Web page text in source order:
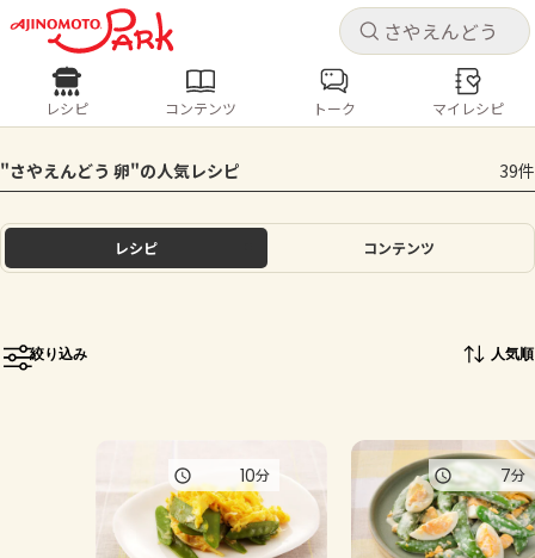
キャ
ログインするとレシピを保存できます
ログイン
ホーム
トーク
よくあるお問い合わせ
キャ
レシピ コンテンツ
人気の食材・レシピ
きゅうり なす トマト とうもろこし
ピーマン
レシピ コンテンツ トーク マイレシピ
"さやえんどう 卵"の人気レシピ 39件
レシピ コンテンツ
絞り込み 人気順
10分 7分